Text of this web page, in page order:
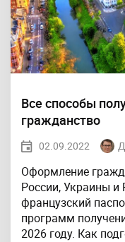
Все способы
гражданство
02.09.2022
Оформление
России, Украины и
французский
программ
2026 году. Как